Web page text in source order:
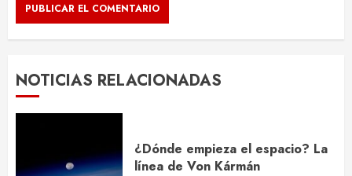
NOTICIAS RELACIONADAS
¿Dónde empieza el espacio? La
línea de Von Kármán